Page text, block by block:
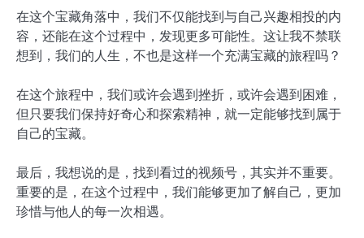
在这个宝藏角落中，我们不仅能找到与自己兴趣相投的内
容，还能在这个过程中，发现更多可能性。这让我不禁联
想到，我们的人生，不也是这样一个充满宝藏的旅程吗？
在这个旅程中，我们或许会遇到挫折，或许会遇到困难，
但只要我们保持好奇心和探索精神，就一定能够找到属于
自己的宝藏。
最后，我想说的是，找到看过的视频号，其实并不重要。
重要的是，在这个过程中，我们能够更加了解自己，更加
珍惜与他人的每一次相遇。